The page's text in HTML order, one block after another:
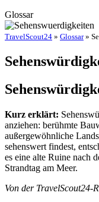
Glossar
TravelScout24 » Glossar»
Kurz erklärt:
anziehen: berühmte
außergewöhnliche
sehenswert findest,
es eine alte Ruine nach
Strandtag am Meer.
Von der TravelScout24-